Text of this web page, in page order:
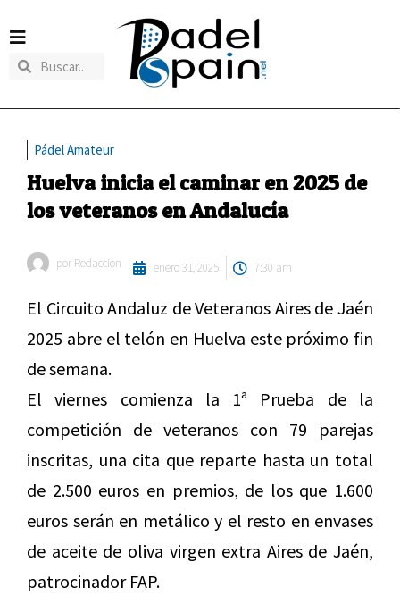
Pádel Amateur
Huelva inicia el caminar en 2025 de
los veteranos en Andalucía
por Redaccion enero 31, 2025 7:30 am
El Circuito Andaluz de Veteranos Aires de Jaén
2025 abre el telón en Huelva este próximo fin
de semana.
El viernes comienza la 1ª Prueba de la
competición de veteranos con 79 parejas
inscritas, una cita que reparte hasta un total
de 2.500 euros en premios, de los que 1.600
euros serán en metálico y el resto en envases
de aceite de oliva virgen extra Aires de Jaén,
patrocinador FAP.